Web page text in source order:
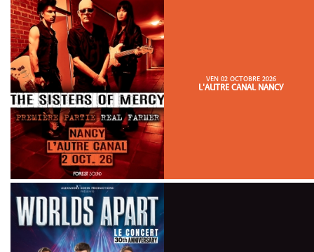
VEN 02 OCTOBRE 2026
L'AUTRE CANAL NANCY